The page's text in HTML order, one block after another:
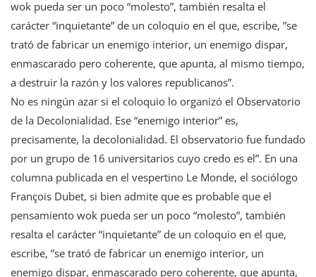
wok pueda ser un poco “molesto”, también resalta el
carácter “inquietante” de un coloquio en el que, escribe, ”se
trató de fabricar un enemigo interior, un enemigo dispar,
enmascarado pero coherente, que apunta, al mismo tiempo,
a destruir la razón y los valores republicanos”.
No es ningún azar si el coloquio lo organizó el Observatorio
de la Decolonialidad. Ese “enemigo interior” es,
precisamente, la decolonialidad. El observatorio fue fundado
por un grupo de 16 universitarios cuyo credo es el”. En una
columna publicada en el vespertino Le Monde, el sociólogo
François Dubet, si bien admite que es probable que el
pensamiento wok pueda ser un poco “molesto”, también
resalta el carácter “inquietante” de un coloquio en el que,
escribe, ”se trató de fabricar un enemigo interior, un
enemigo dispar, enmascarado pero coherente, que apunta,